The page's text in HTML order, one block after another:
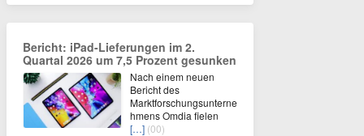
Bericht: iPad-Lieferungen im 2.
Quartal 2026 um 7,5 Prozent gesunken
Nach einem neuen
Bericht des
Marktforschungsunterne
hmens Omdia fielen
[…] (00)